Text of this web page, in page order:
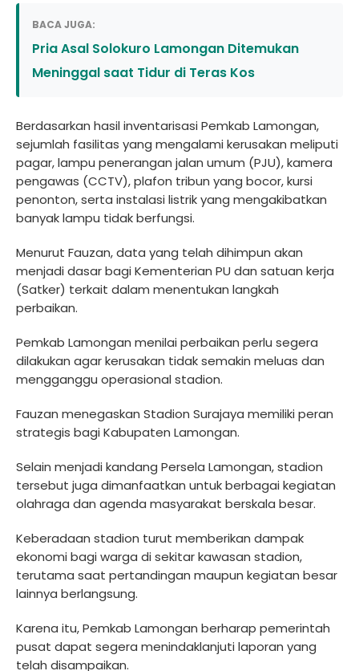
BACA JUGA:
Pria Asal Solokuro Lamongan Ditemukan
Meninggal saat Tidur di Teras Kos
Berdasarkan hasil inventarisasi Pemkab Lamongan,
sejumlah fasilitas yang mengalami kerusakan meliputi
pagar, lampu penerangan jalan umum (PJU), kamera
pengawas (CCTV), plafon tribun yang bocor, kursi
penonton, serta instalasi listrik yang mengakibatkan
banyak lampu tidak berfungsi.
Menurut Fauzan, data yang telah dihimpun akan
menjadi dasar bagi Kementerian PU dan satuan kerja
(Satker) terkait dalam menentukan langkah
perbaikan.
Pemkab Lamongan menilai perbaikan perlu segera
dilakukan agar kerusakan tidak semakin meluas dan
mengganggu operasional stadion.
Fauzan menegaskan Stadion Surajaya memiliki peran
strategis bagi Kabupaten Lamongan.
Selain menjadi kandang Persela Lamongan, stadion
tersebut juga dimanfaatkan untuk berbagai kegiatan
olahraga dan agenda masyarakat berskala besar.
Keberadaan stadion turut memberikan dampak
ekonomi bagi warga di sekitar kawasan stadion,
terutama saat pertandingan maupun kegiatan besar
lainnya berlangsung.
Karena itu, Pemkab Lamongan berharap pemerintah
pusat dapat segera menindaklanjuti laporan yang
telah disampaikan.